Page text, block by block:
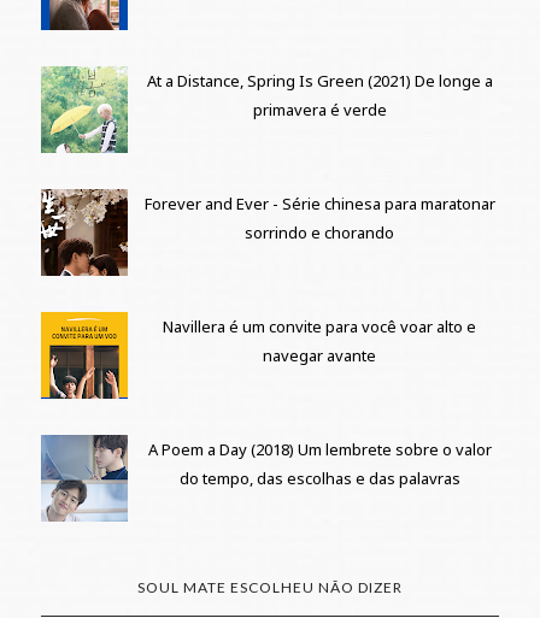
At a Distance, Spring Is Green (2021) De longe a
primavera é verde
Forever and Ever - Série chinesa para maratonar
sorrindo e chorando
Navillera é um convite para você voar alto e
navegar avante
A Poem a Day (2018) Um lembrete sobre o valor
do tempo, das escolhas e das palavras
SOUL MATE ESCOLHEU NÃO DIZER